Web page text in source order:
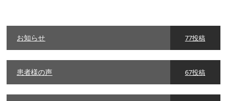
ー
お知らせ 77投稿
患者様の声 67投稿